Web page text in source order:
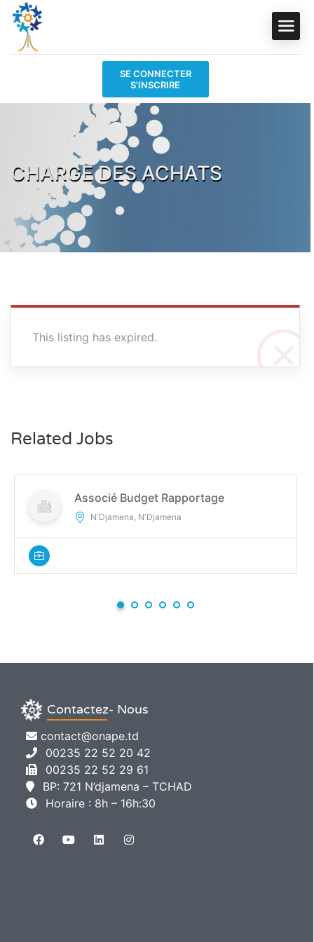
SE CONNECTER
S'INSCRIRE
CHARGE DES ACHATS
This listing has expired.
Related Jobs
Associé Budget Rapportage
N'Djamena, N'Djamena
Contactez- Nous
contact@onape.td
00235 22 52 20 42
00235 22 52 29 61
BP: 721 N’djamena – TCHAD
Horaire : 8h – 16h:30